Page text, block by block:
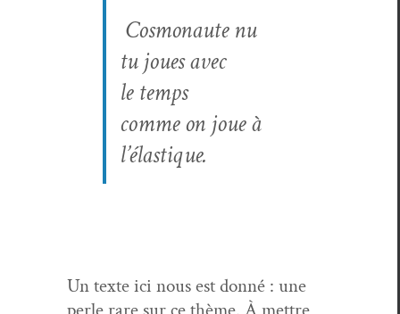
Cos­mo­naute nu
tu joues avec
le temps
comme on joue à
l’élastique.
Un texte ici nous est don­né : une